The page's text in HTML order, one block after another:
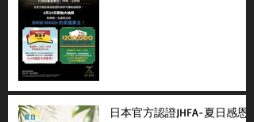
日本官方認證JHFA-夏日感恩